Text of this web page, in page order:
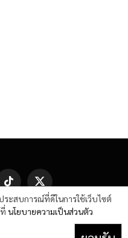
TikTok
X
(Twitter)
ะสบการณ์ที่ดีในการใช้เว็บไซต์
นโยบายความเป็นส่วนตัว